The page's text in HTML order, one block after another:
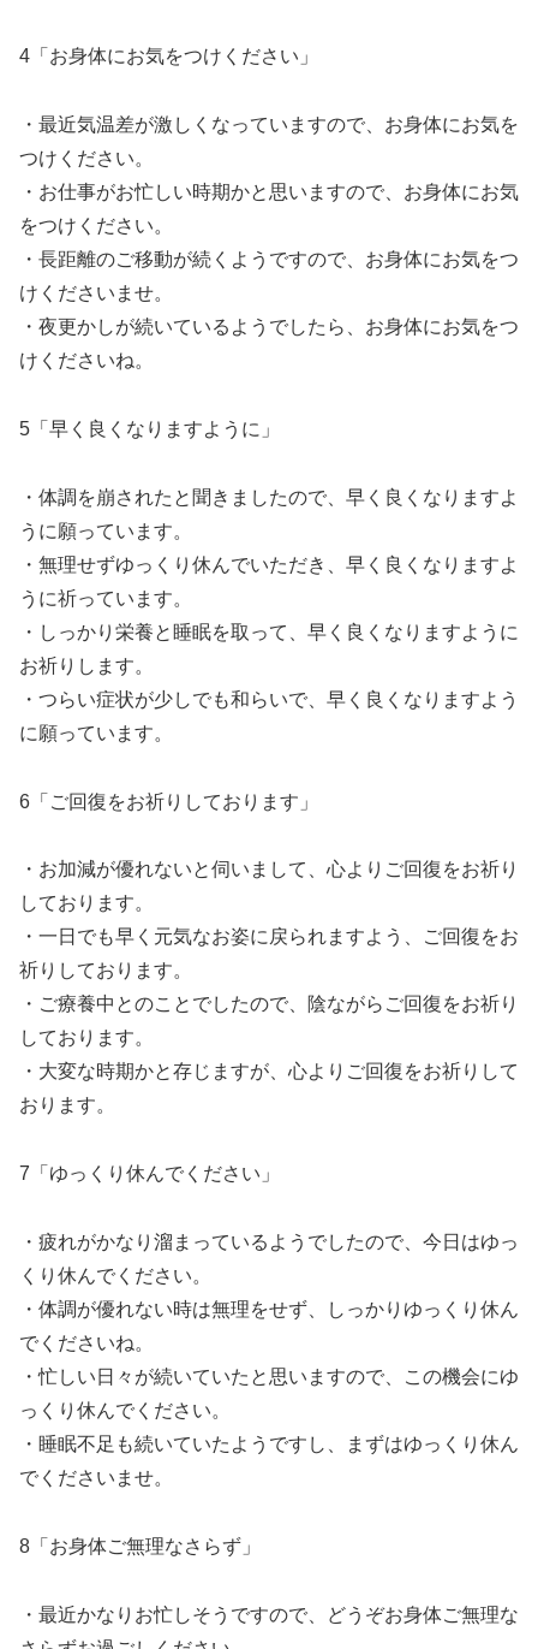
4「お身体にお気をつけください」
・最近気温差が激しくなっていますので、お身体にお気を
つけください。
・お仕事がお忙しい時期かと思いますので、お身体にお気
をつけください。
・長距離のご移動が続くようですので、お身体にお気をつ
けくださいませ。
・夜更かしが続いているようでしたら、お身体にお気をつ
けくださいね。
5「早く良くなりますように」
・体調を崩されたと聞きましたので、早く良くなりますよ
うに願っています。
・無理せずゆっくり休んでいただき、早く良くなりますよ
うに祈っています。
・しっかり栄養と睡眠を取って、早く良くなりますように
お祈りします。
・つらい症状が少しでも和らいで、早く良くなりますよう
に願っています。
6「ご回復をお祈りしております」
・お加減が優れないと伺いまして、心よりご回復をお祈り
しております。
・一日でも早く元気なお姿に戻られますよう、ご回復をお
祈りしております。
・ご療養中とのことでしたので、陰ながらご回復をお祈り
しております。
・大変な時期かと存じますが、心よりご回復をお祈りして
おります。
7「ゆっくり休んでください」
・疲れがかなり溜まっているようでしたので、今日はゆっ
くり休んでください。
・体調が優れない時は無理をせず、しっかりゆっくり休ん
でくださいね。
・忙しい日々が続いていたと思いますので、この機会にゆ
っくり休んでください。
・睡眠不足も続いていたようですし、まずはゆっくり休ん
でくださいませ。
8「お身体ご無理なさらず」
・最近かなりお忙しそうですので、どうぞお身体ご無理な